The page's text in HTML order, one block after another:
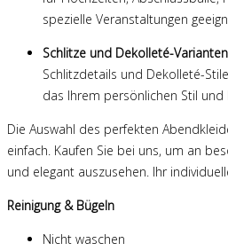
spezielle Veranstaltungen
Schlitze und Dekolleté-
Schlitzdetails und Dekolleté-
das Ihrem persönlichen Stil
Die Auswahl des perfekten
einfach. Kaufen Sie bei uns, um an
und elegant auszusehen. Ihr
Reinigung & Bügeln
Nicht waschen